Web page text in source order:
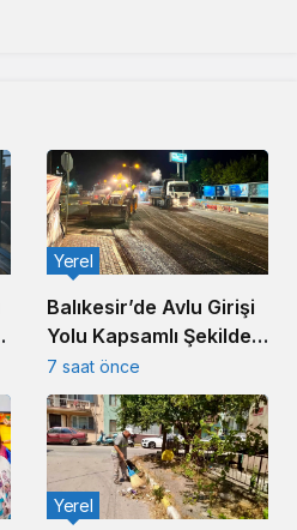
Balıkesir’de Avlu Girişi
Yolu Kapsamlı Şekilde
Yenileniyor
Yerel
7 saat önce
Yerel